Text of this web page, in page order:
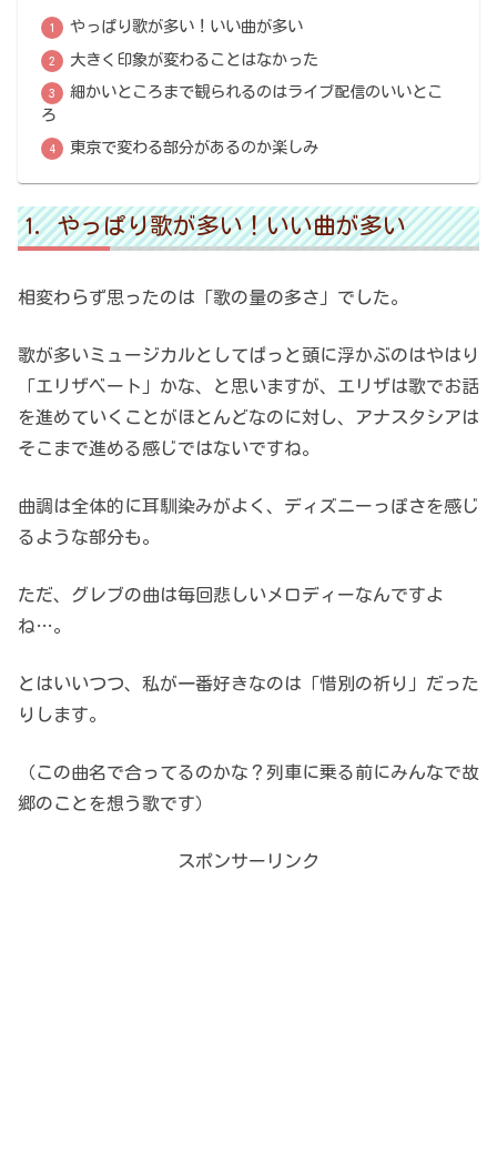
やっぱり歌が多い！いい曲が多い
大きく印象が変わることはなかった
細かいところまで観られるのはライブ配信のいいとこ
ろ
東京で変わる部分があるのか楽しみ
やっぱり歌が多い！いい曲が多い
相変わらず思ったのは「歌の量の多さ」でした。
歌が多いミュージカルとしてぱっと頭に浮かぶのはやはり
「エリザベート」かな、と思いますが、エリザは歌でお話
を進めていくことがほとんどなのに対し、アナスタシアは
そこまで進める感じではないですね。
曲調は全体的に耳馴染みがよく、ディズニーっぽさを感じ
るような部分も。
ただ、グレブの曲は毎回悲しいメロディーなんですよ
ね…。
とはいいつつ、私が一番好きなのは「惜別の祈り」だった
りします。
（この曲名で合ってるのかな？列車に乗る前にみんなで故
郷のことを想う歌です）
スポンサーリンク